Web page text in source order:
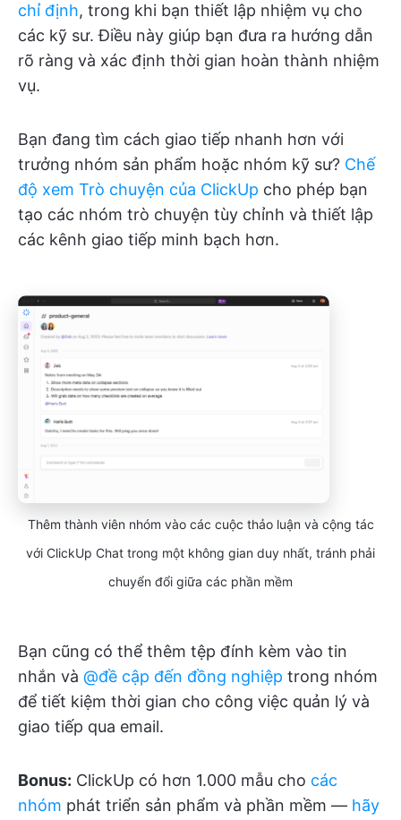
chỉ định, trong khi bạn thiết lập nhiệm vụ cho
các kỹ sư. Điều này giúp bạn đưa ra hướng dẫn
rõ ràng và xác định thời gian hoàn thành nhiệm
vụ.
Bạn đang tìm cách giao tiếp nhanh hơn với
trưởng nhóm sản phẩm hoặc nhóm kỹ sư? Chế
độ xem Trò chuyện của ClickUp cho phép bạn
tạo các nhóm trò chuyện tùy chỉnh và thiết lập
các kênh giao tiếp minh bạch hơn.
Thêm thành viên nhóm vào các cuộc thảo luận và cộng tác
với ClickUp Chat trong một không gian duy nhất, tránh phải
chuyển đổi giữa các phần mềm
Bạn cũng có thể thêm tệp đính kèm vào tin
nhắn và @đề cập đến đồng nghiệp trong nhóm
để tiết kiệm thời gian cho công việc quản lý và
giao tiếp qua email.
Bonus: ClickUp có hơn 1.000 mẫu cho các
nhóm phát triển sản phẩm và phần mềm — hãy